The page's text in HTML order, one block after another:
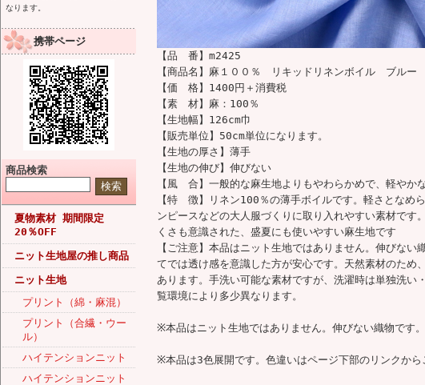
なります。
携帯ページ
商品検索
夏物素材 期間限定
20％OFF
ニット生地屋の推し商品
ニット生地
プリント（綿・麻混）
プリント（合繊・ウー
ル）
ハイテンションニット
ハイテンションニット
【品 番】m2425
【商品名】麻１００％ リキッドリネンボイル ブルー
【価 格】1400円＋消費税
【素 材】麻：100％
【生地幅】126cm巾
【販売単位】50cm単位になります。
【生地の厚さ】薄手
【生地の伸び】伸びない
【風 合】一般的な麻生地よりもやわらかめで、軽やか
【特 徴】リネン100％の薄手ボイルです。軽さとなめ
ンピースなどの大人服づくりに取り入れやすい素材です
くさも意識された、盛夏にも使いやすい麻生地です
【ご注意】本品はニット生地ではありません。伸びな
てでは透け感を意識した方が安心です。天然素材のため
あります。手洗い可能な素材ですが、洗濯時は単独洗い
覧環境により多少異なります。
※本品はニット生地ではありません。伸びない織物です。
※本品は3色展開です。色違いはページ下部のリンクから